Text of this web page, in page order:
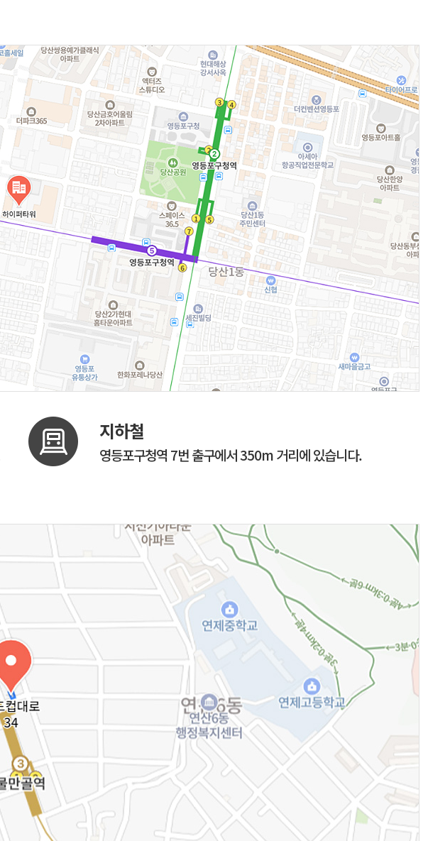
지하철
영등포구청역 7번 출구에서 350m 거리에 있습니다.